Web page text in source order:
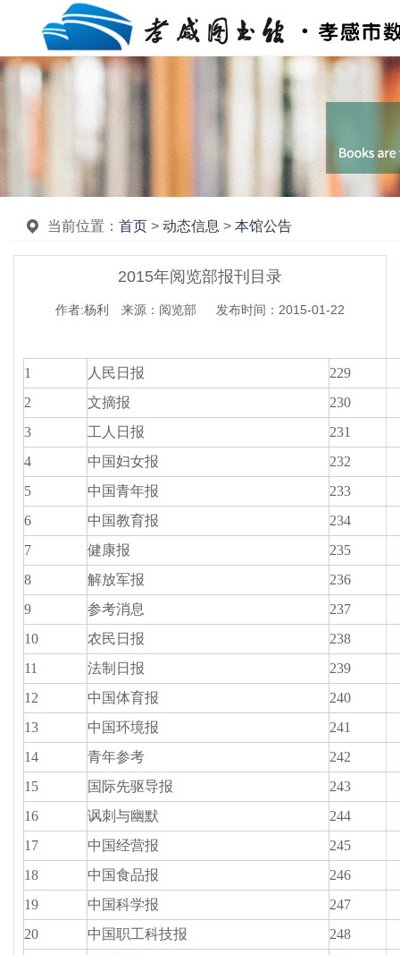
当前位置： 首页 > 动态信息 > 本馆公告
2015年阅览部报刊目录
作者:杨利 来源：阅览部 发布时间：2015-01-22
1 人民日报
229
2
文摘报
230
3
工人日报
231
4
中国妇女报
232
5
中国青年报
233
6
中国教育报
234
7
健康报
235
8
解放军报
236
9
参考消息
237
10
农民日报
238
11
法制日报
239
12
中国体育报
240
13
中国环境报
241
14
青年参考
242
15
国际先驱导报
243
16
讽刺与幽默
244
17
中国经营报
245
18
中国食品报
246
19
中国科学报
247
20
中国职工科技报
248